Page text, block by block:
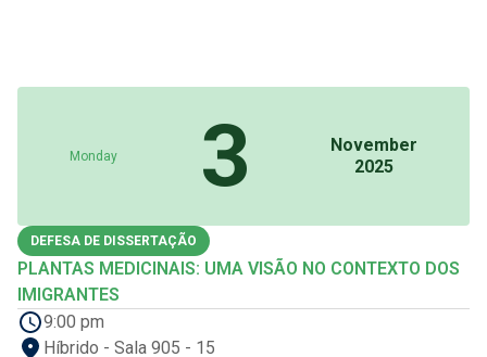
Monday 3
November
2025
DEFESA DE DISSERTAÇÃO
PLANTAS MEDICINAIS: UMA VISÃO NO CONTEXTO DOS
IMIGRANTES
9:00 pm
Híbrido - Sala 905 - 15